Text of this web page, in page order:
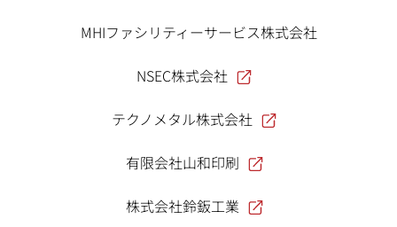
MHIファシリティーサービス株式会社
NSEC株式会社
テクノメタル株式会社
有限会社山和印刷
株式会社鈴鈑工業